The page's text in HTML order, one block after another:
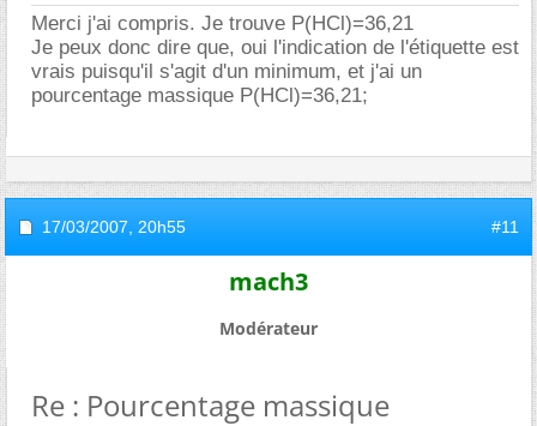
Merci j'ai compris. Je trouve P(HCl)=36,21
Je peux donc dire que, oui l'indication de l'étiquette est
vrais puisqu'il s'agit d'un minimum, et j'ai un
pourcentage massique P(HCl)=36,21;
17/03/2007, 20h55 #11
mach3
Modérateur
Re : Pourcentage massique